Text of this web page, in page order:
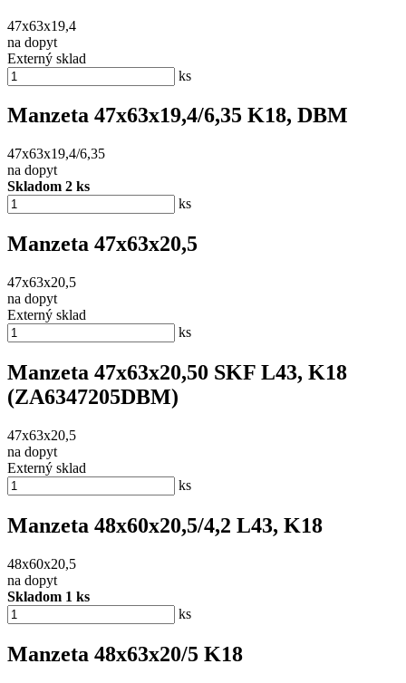
47x63x19,4
na dopyt
Externý sklad
ks
Manzeta 47x63x19,4/6,35 K18, DBM
47x63x19,4/6,35
na dopyt
Skladom 2 ks
ks
Manzeta 47x63x20,5
47x63x20,5
na dopyt
Externý sklad
ks
Manzeta 47x63x20,50 SKF L43, K18
(ZA6347205DBM)
47x63x20,5
na dopyt
Externý sklad
ks
Manzeta 48x60x20,5/4,2 L43, K18
48x60x20,5
na dopyt
Skladom 1 ks
ks
Manzeta 48x63x20/5 K18